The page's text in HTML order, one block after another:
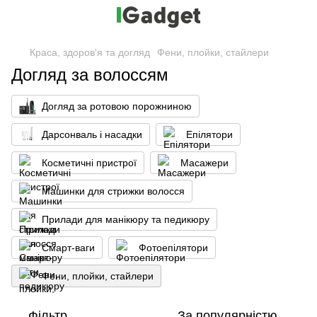
Краса, здоров'я та догляд Фени, плойки, стайлери
Догляд за волоссям
Догляд за ротовою порожниною
Дарсонваль і насадки Епілятори
Косметичні пристрої Масажери
Машинки для стрижки волосся
Прилади для манікюру та педикюру
Смарт-ваги Фотоепілятори
Фени, плойки, стайлери